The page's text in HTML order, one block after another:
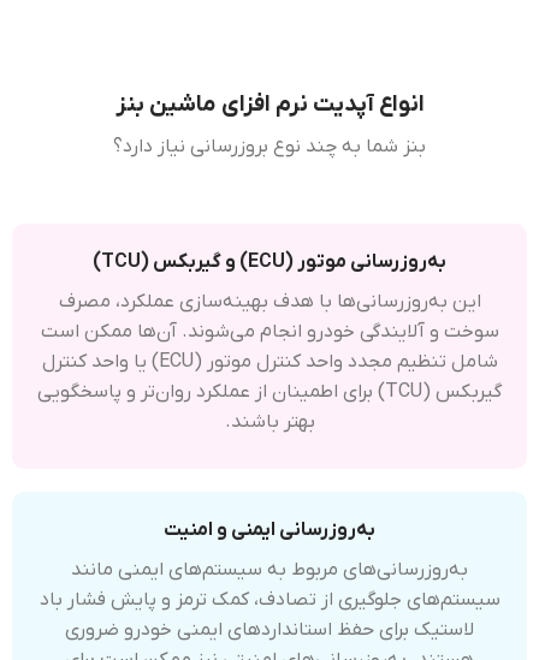
انواع آپدیت نرم افزای ماشین بنز
بنز شما به چند نوع بروزرسانی نیاز دارد؟
به‌روزرسانی موتور (ECU) و گیربکس (TCU)
این به‌روزرسانی‌ها با هدف بهینه‌سازی عملکرد، مصرف
سوخت و آلایندگی خودرو انجام می‌شوند. آن‌ها ممکن است
شامل تنظیم مجدد واحد کنترل موتور (ECU) یا واحد کنترل
گیربکس (TCU) برای اطمینان از عملکرد روان‌تر و پاسخگویی
بهتر باشند.
به‌روزرسانی ایمنی و امنیت
به‌روزرسانی‌های مربوط به سیستم‌های ایمنی مانند
سیستم‌های جلوگیری از تصادف، کمک ترمز و پایش فشار باد
لاستیک برای حفظ استانداردهای ایمنی خودرو ضروری